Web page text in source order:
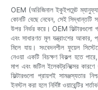
OEM (অরিজিনাল ইকুইপমেন্ট
কোনটি বেছে নেবেন, সেই সিদ্ধান্তটি
উপর নির্ভর করে। OEM ফিল্টারগুলো
এবং সাধারণত মূল যন্ত্রাংশের আকার,
মিলে যায়। সংবেদনশীল ফুয়েল
নেওয়া একটি বিচক্ষণ বিকল্প হতে
মাপ এবং জটিল ইলেকট্রনিক্সের
ফিল্টারগুলো প্রায়শই সামঞ্জস্যতার
ইনস্টল করা হলে নির্দিষ্ট ওয়ারেন্টির